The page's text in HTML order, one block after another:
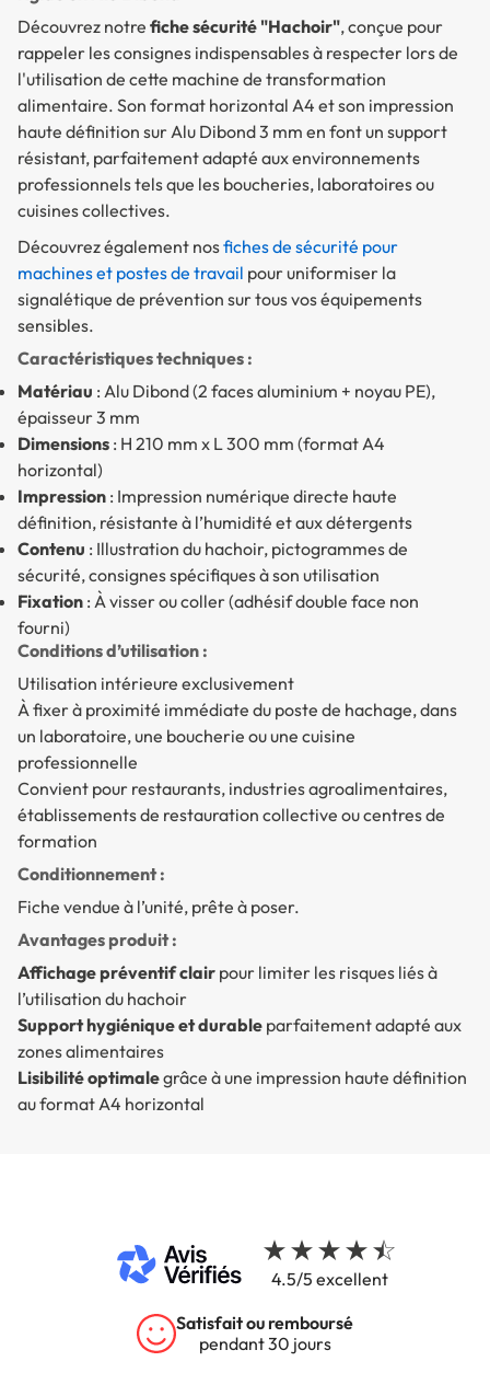
Découvrez notre fiche sécurité "Hachoir", conçue pour
rappeler les consignes indispensables à respecter lors de
l'utilisation de cette machine de transformation
alimentaire. Son format horizontal A4 et son impression
haute définition sur Alu Dibond 3 mm en font un support
résistant, parfaitement adapté aux environnements
professionnels tels que les boucheries, laboratoires ou
cuisines collectives.
Découvrez également nosfiches de sécurité pour
machines et postes de travail pour uniformiser la
signalétique de prévention sur tous vos équipements
sensibles.
Caractéristiques techniques :
Matériau : Alu Dibond (2 faces aluminium + noyau PE),
épaisseur 3 mm
Dimensions : H 210 mm x L 300 mm (format A4
horizontal)
Impression : Impression numérique directe haute
définition, résistante à l’humidité et aux détergents
Contenu : Illustration du hachoir, pictogrammes de
sécurité, consignes spécifiques à son utilisation
Fixation : À visser ou coller (adhésif double face non
fourni)
Conditions d’utilisation :
Utilisation intérieure exclusivement
À fixer à proximité immédiate du poste de hachage, dans
un laboratoire, une boucherie ou une cuisine
professionnelle
Convient pour restaurants, industries agroalimentaires,
établissements de restauration collective ou centres de
formation
Conditionnement :
Fiche vendue à l’unité, prête à poser.
Avantages produit :
Affichage préventif clair pour limiter les risques liés à
l’utilisation du hachoir
Support hygiénique et durable parfaitement adapté aux
zones alimentaires
Lisibilité optimalegrâce à une impression haute définition
au format A4 horizontal
4.5/5 excellent
Satisfait ou remboursé
pendant 30 jours